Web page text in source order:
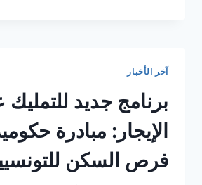
تونس
آخر الأخبار
برنامج جديد للتمليك
الإيجار: مبادرة
فرص السكن